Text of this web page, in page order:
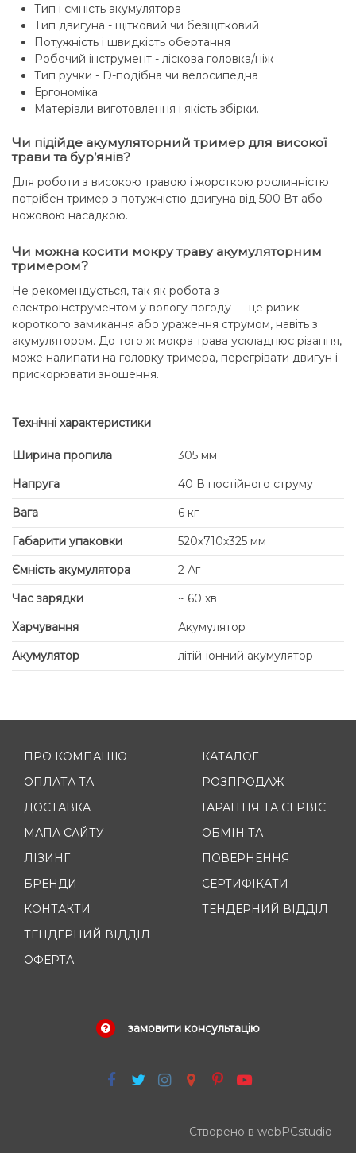
Тип і ємність акумулятора
Тип двигуна - щітковий чи безщітковий
Потужність і швидкість обертання
Робочий інструмент - ліскова головка/ніж
Тип ручки - D-подібна чи велосипедна
Ергономіка
Матеріали виготовлення і якість збірки.
Чи підійде акумуляторний тример для високої
трави та бур’янів?
Для роботи з високою травою і жорсткою рослинністю
потрібен тример з потужністю двигуна від 500 Вт або
ножовою насадкою.
Чи можна косити мокру траву акумуляторним
тримером?
Не рекомендується, так як робота з
електроінструментом у вологу погоду — це ризик
короткого замикання або ураження струмом, навіть з
акумулятором. До того ж мокра трава ускладнює різання,
може налипати на головку тримера, перегрівати двигун і
прискорювати зношення.
Технічні характеристики
Ширина пропила
305 мм
Напруга
40 В постійного струму
Вага
6 кг
Габарити упаковки
520х710х325 мм
Ємність акумулятора
2 Аг
Час зарядки
~ 60 хв
Харчування
Акумулятор
Акумулятор
літій-іонний акумулятор
ПРО КОМПАНІЮ
ОПЛАТА ТА
ДОСТАВКА
МАПА САЙТУ
ЛІЗИНГ
БРЕНДИ
КОНТАКТИ
ТЕНДЕРНИЙ ВІДДІЛ
ОФЕРТА
КАТАЛОГ
РОЗПРОДАЖ
ГАРАНТІЯ ТА СЕРВІС
ОБМІН ТА
ПОВЕРНЕННЯ
СЕРТИФІКАТИ
ТЕНДЕРНИЙ ВІДДІЛ
замовити консультацію
Створено в webPCstudio